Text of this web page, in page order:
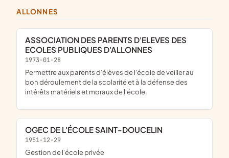
ALLONNES
ASSOCIATION DES PARENTS D'ELEVES DES
ECOLES PUBLIQUES D'ALLONNES
1973-01-28
permettre aux parents d'élèves de l'école de veiller au
bon déroulement de la scolarité et à la défense des
intérêts matériels et moraux de l'école.
OGEC DE L'ÉCOLE SAINT-DOUCELIN
1951-12-29
gestion de l'école privée